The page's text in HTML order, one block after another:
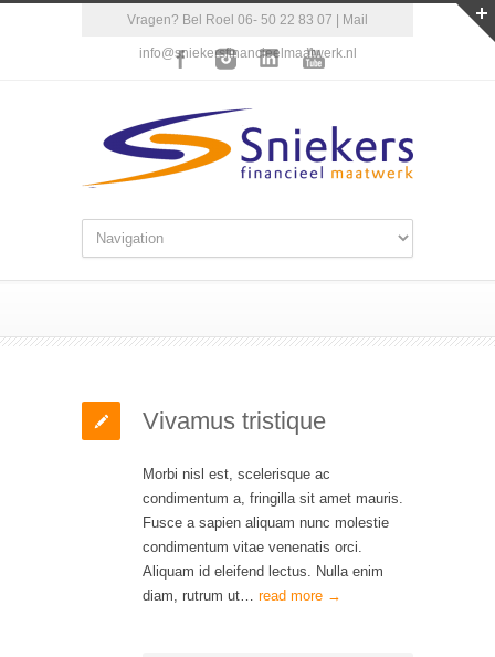
Vragen? Bel Roel 06- 50 22 83 07 | Mail
info@sniekersfinancieelmaatwerk.nl
Vivamus tristique
Morbi nisl est, scelerisque ac
condimentum a, fringilla sit amet mauris.
Fusce a sapien aliquam nunc molestie
condimentum vitae venenatis orci.
Aliquam id eleifend lectus. Nulla enim
diam, rutrum ut… read more →